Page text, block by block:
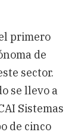
primero
de
sector.
se llevo a
Sistemas
de cinco